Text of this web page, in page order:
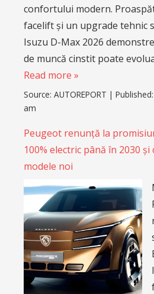
confortului modern.
facelift și un upgrade tehnic
Isuzu D-Max 2026
de muncă cinstit poate
Read more »
Source: AUTOREPORT | Published:
am
Peugeot renunță la
100% electric până în 2030
modele noi